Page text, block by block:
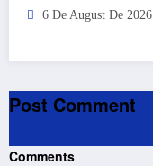
6 De August De 2026
Post Comment
Comments